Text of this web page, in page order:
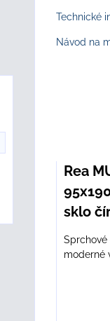
Technické
Návod na
Rea
sklo
Sprchové
moderné